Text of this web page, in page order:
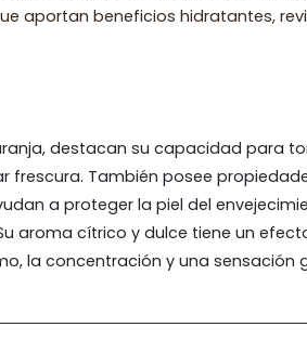
aportan beneficios hidratantes,
destacan su capacidad para
frescura. También posee
a proteger la piel del
aroma cítrico y dulce tiene un
la concentración y una sensación